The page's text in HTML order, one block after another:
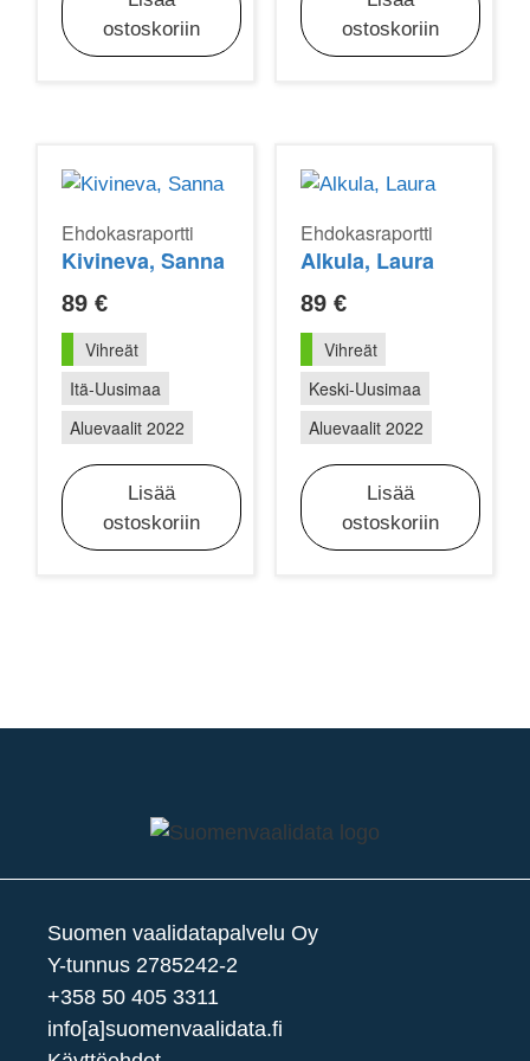
ostoskoriin
ostoskoriin
Ehdokasraportti
Kivineva, Sanna
89 €
Vihreät
Itä-Uusimaa
Aluevaalit 2022
Lisää
ostoskoriin
Ehdokasraportti
Alkula, Laura
89 €
Vihreät
Keski-Uusimaa
Aluevaalit 2022
Lisää
ostoskoriin
Suomen vaalidatapalvelu Oy
Y-tunnus 2785242-2
+358 50 405 3311
info[a]suomenvaalidata.fi